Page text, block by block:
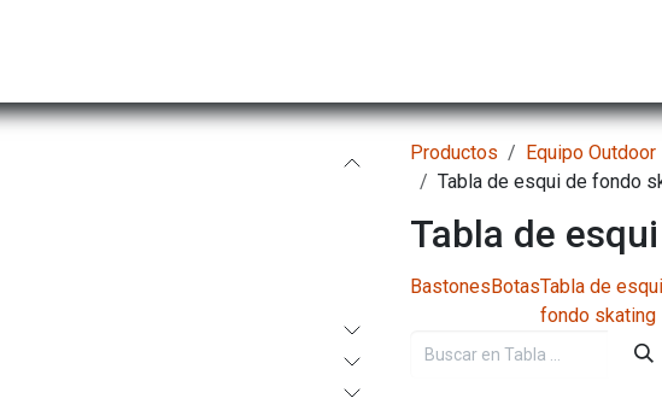
Productos Equipo Outdoor
Tabla de esqui de fondo
Tabla de
BastonesBotasTabla de
fondo skating